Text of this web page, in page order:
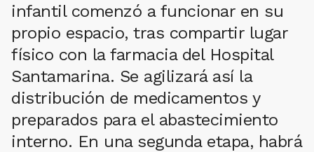
infantil comenzó a funcionar en su
propio espacio, tras compartir lugar
físico con la farmacia del Hospital
Santamarina. Se agilizará así la
distribución de medicamentos y
preparados para el abastecimiento
interno. En una segunda etapa, habrá